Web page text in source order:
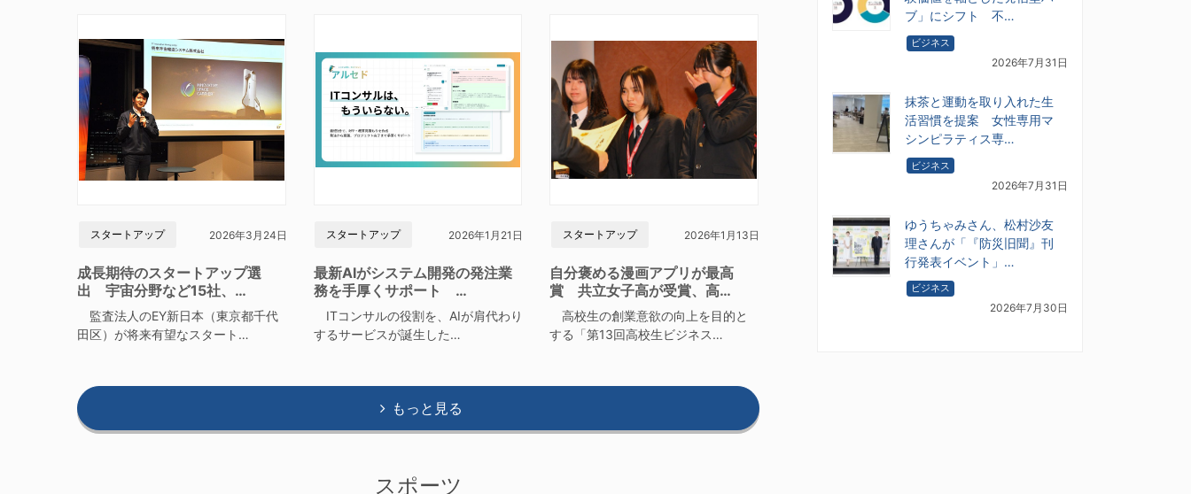
スタートアップ 2026年3月24日
成長期待のスタートアップ選
出 宇宙分野など15社、…
監査法人のEY新日本（東京都千代
田区）が将来有望なスタート…
スタートアップ 2026年1月21日
最新AIがシステム開発の発注業
務を手厚くサポート …
ITコンサルの役割を、AIが肩代わり
するサービスが誕生した…
スタートアップ 2026年1月13日
自分褒める漫画アプリが最高
賞 共立女子高が受賞、高…
高校生の創業意欲の向上を目的と
する「第13回高校生ビジネス…
もっと見る
スポーツ
ブ」にシフト 不…
ビジネス
2026年7月31日
抹茶と運動を取り入れた生
活習慣を提案 女性専用マ
シンピラティス専…
ビジネス
2026年7月31日
ゆうちゃみさん、松村沙友
理さんが「『防災旧聞』刊
行発表イベント」…
ビジネス
2026年7月30日